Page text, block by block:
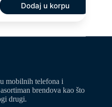
Dodaj u korpu
mobilnih telefona i
brendova kao što
drugi.